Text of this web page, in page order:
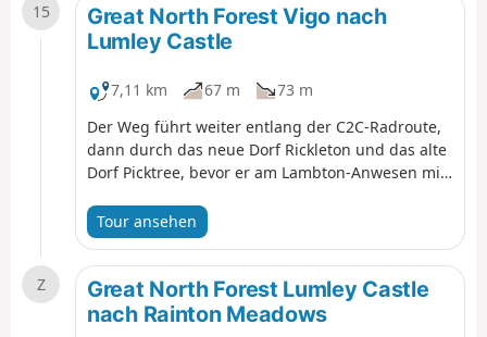
15
Great North Forest Vigo nach
Lumley Castle
7,11 km 67 m
73 m
Der Weg führt weiter entlang der C2C-Radroute,
dann durch das neue Dorf Rickleton und das alte
Dorf Picktree, bevor er am Lambton-Anwesen mit
dann durch das Gelände von Lumley Castle am
Ufer des Wear schlängelt.
Tour ansehen
Z
Great North Forest Lumley Castle
nach Rainton Meadows